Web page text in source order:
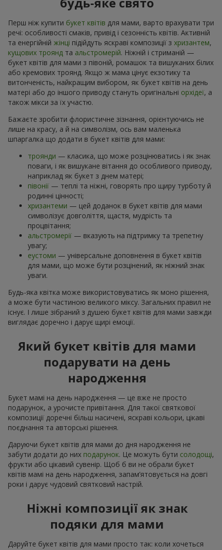
Перш ніж купити букет квітів для мами, варто врахувати три
речі: особливості смаків, привід і сезонність квітів. Активній
та енергійній жінці підійдуть яскраві композиції з хризантем,
кущових троянд та альстромерій. Ніжній і стриманій —
букет квітів для мами з півоній, ромашок та вишуканих білих
або кремових троянд. Якщо ж мама цінує екзотику та
витонченість, найкращим вибором, як букет квітів на день
матері або до іншого приводу стануть оригінальні орхідеї, а
також мікси за їх участю.
Бажаєте зробити флористичне зізнання, орієнтуючись не
лише на красу, а й на символізм, ось вам маленька
шпаргалка що додати в букет квітів для мами:
троянди — класика, що може розцінюватись і як знак
поваги, і як вишукане вітання до особливого приводу,
наприклад як букет з днем матері;
півонії — теплі та ніжні, говорять про щиру турботу й
родинні цінності;
хризантеми — цей доданок в букет квітів для мами
символізує довголіття, щастя, мудрість та
процвітання;
альстромерії — вказують на підтримку та трепетну
увагу;
еустоми — універсальне доповнення в букет квітів
для мами, що може бути розцінений, як ніжний знак
уваги.
Будь-яка квітка може використовуватись як моно рішення,
а може бути частиною великого міксу. Загальних правил не
існує. І лише зібраний з душею букет квітів для мами завжди
виглядає доречно і дарує щирі емоції.
Який букет квітів для мами
подарувати на день
народження
Букет мамі на день народження — це вже не просто
подарунок, а урочисте привітання. Для такої святкової
композиції доречні більш насичені, яскраві кольори, цікаві
поєднання та авторські рішення.
Даруючи букет квітів для мами до дня народження не
забути додати до них подарунок. Це можуть бути солодощі,
фрукти або цікавий сувенір. Щоб б ви не обрали букет
квітів мамі на день народження, запам’ятовується на довгі
роки і дарує чудовий святковий настрій.
Ніжні композиції як знак
подяки для мами
Даруйте букет квітів для мами просто так: коли хочеться